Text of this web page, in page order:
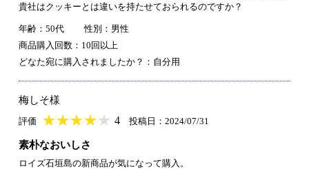
貴社はクッキーとは違いを持たせておられるのですか？
年齢：50代
性別：男性
商品購入回数：10回以上
どなた宛に購入されましたか？：自分用
梅しそ様
評価 ★★★★★
★★★★★ 4 投稿日：2024/07/31
素朴なおいしさ
ロイズ石垣島の新商品が気になって購入。